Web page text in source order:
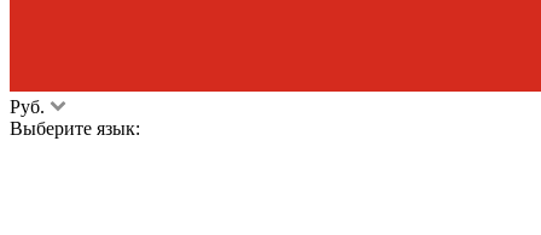
Руб.
Выберите язык: